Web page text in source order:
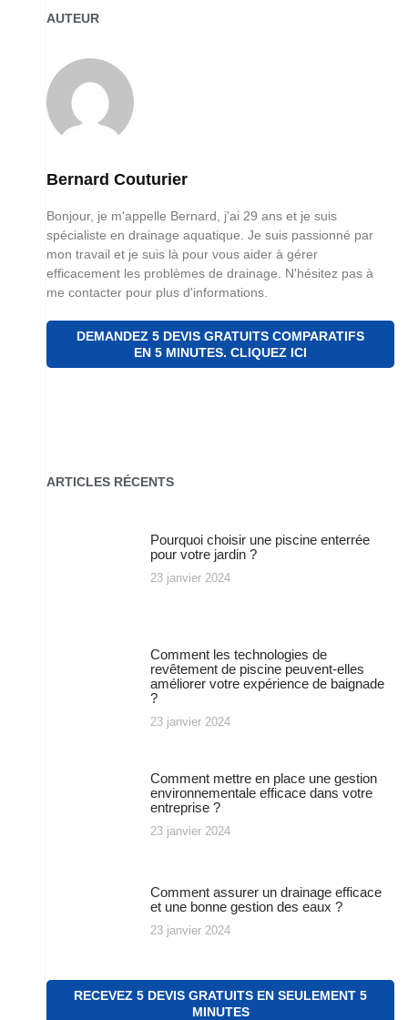
AUTEUR
Bernard Couturier
Bonjour, je m'appelle Bernard, j'ai 29 ans et je suis
spécialiste en drainage aquatique. Je suis passionné par
mon travail et je suis là pour vous aider à gérer
efficacement les problèmes de drainage. N'hésitez pas à
me contacter pour plus d'informations.
DEMANDEZ 5 DEVIS GRATUITS COMPARATIFS
EN 5 MINUTES. CLIQUEZ ICI
ARTICLES RÉCENTS
Pourquoi choisir une piscine enterrée
pour votre jardin ?
23 janvier 2024
Comment les technologies de
revêtement de piscine peuvent-elles
améliorer votre expérience de baignade
?
23 janvier 2024
Comment mettre en place une gestion
environnementale efficace dans votre
entreprise ?
23 janvier 2024
Comment assurer un drainage efficace
et une bonne gestion des eaux ?
23 janvier 2024
RECEVEZ 5 DEVIS GRATUITS EN SEULEMENT 5
MINUTES